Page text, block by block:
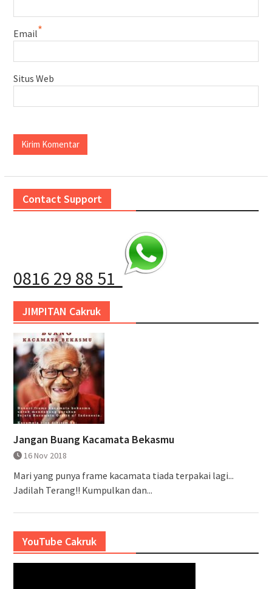
Email*
Situs Web
Contact Support
0816 29 88 51
JIMPITAN Cakruk
Jangan Buang Kacamata Bekasmu
16 Nov 2018
Mari yang punya frame kacamata tiada terpakai lagi...
Jadilah Terang!! Kumpulkan dan...
YouTube Cakruk